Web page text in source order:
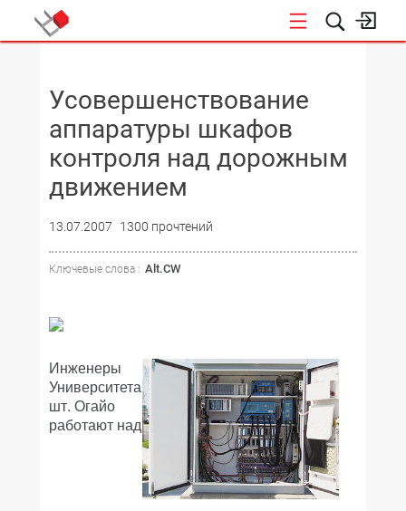
Усовершенствование
аппаратуры шкафов
контроля над дорожным
движением
13.07.2007 1300 прочтений
Ключевые слова : Alt.CW
Инженеры
Университета
шт. Огайо
работают над